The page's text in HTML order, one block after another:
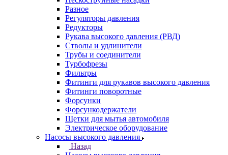
Разное
Регуляторы давления
Редукторы
Рукава высокого давления (РВД)
Стволы и удлинители
Трубы и соединители
Турбофрезы
Фильтры
Фитинги для рукавов высокого давления
Фитинги поворотные
Форсунки
Форсункодержатели
Щетки для мытья автомобиля
Электрическое оборудование
Насосы высокого давления
Назад